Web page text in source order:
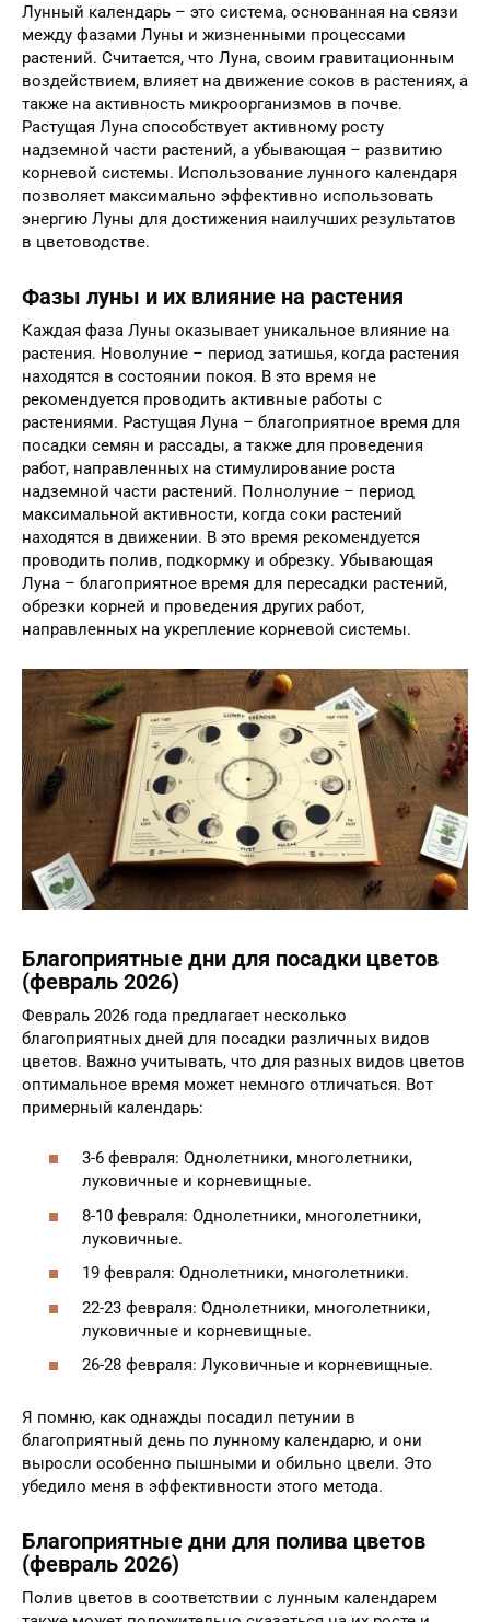
Лунный календарь – это система, основанная на связи
между фазами Луны и жизненными процессами
растений. Считается, что Луна, своим гравитационным
воздействием, влияет на движение соков в растениях, а
также на активность микроорганизмов в почве.
Растущая Луна способствует активному росту
надземной части растений, а убывающая – развитию
корневой системы. Использование лунного календаря
позволяет максимально эффективно использовать
энергию Луны для достижения наилучших результатов
в цветоводстве.
Фазы луны и их влияние на растения
Каждая фаза Луны оказывает уникальное влияние на
растения. Новолуние – период затишья, когда растения
находятся в состоянии покоя. В это время не
рекомендуется проводить активные работы с
растениями. Растущая Луна – благоприятное время для
посадки семян и рассады, а также для проведения
работ, направленных на стимулирование роста
надземной части растений. Полнолуние – период
максимальной активности, когда соки растений
находятся в движении. В это время рекомендуется
проводить полив, подкормку и обрезку. Убывающая
Луна – благоприятное время для пересадки растений,
обрезки корней и проведения других работ,
направленных на укрепление корневой системы.
Благоприятные дни для посадки цветов
(февраль 2026)
Февраль 2026 года предлагает несколько
благоприятных дней для посадки различных видов
цветов. Важно учитывать, что для разных видов цветов
оптимальное время может немного отличаться. Вот
примерный календарь:
3-6 февраля: Однолетники, многолетники,
луковичные и корневищные.
8-10 февраля: Однолетники, многолетники,
луковичные.
19 февраля: Однолетники, многолетники.
22-23 февраля: Однолетники, многолетники,
луковичные и корневищные.
26-28 февраля: Луковичные и корневищные.
Я помню, как однажды посадил петунии в
благоприятный день по лунному календарю, и они
выросли особенно пышными и обильно цвели. Это
убедило меня в эффективности этого метода.
Благоприятные дни для полива цветов
(февраль 2026)
Полив цветов в соответствии с лунным календарем